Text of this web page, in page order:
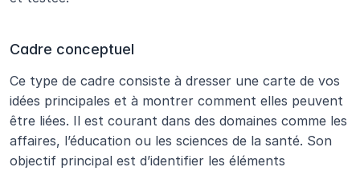
Cadre conceptuel
Ce type de cadre consiste à dresser une carte de vos
idées principales et à montrer comment elles peuvent
être liées. Il est courant dans des domaines comme les
affaires, l’éducation ou les sciences de la santé. Son
objectif principal est d’identifier les éléments